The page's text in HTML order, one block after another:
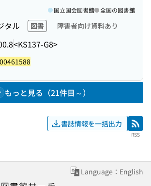
タル 図書 障害者向け資料あり
<KS137-G8>
国立国会図書館 全国の図書館
00461588
もっと見る（21件目～）
書誌情報を一括出力 RSS
RSS
Language：English